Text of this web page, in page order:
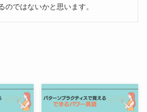
のではないかと思います。